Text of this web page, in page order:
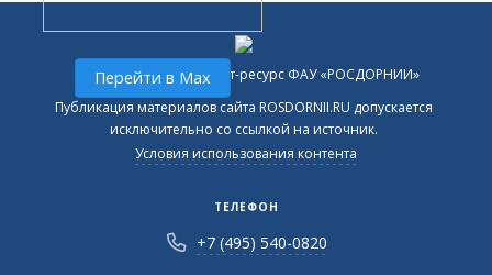
Официальный интернет-ресурс ФАУ «РОСДОРНИИ»
Публикация материалов сайта ROSDORNII.RU допускается
исключительно со ссылкой на источник.
Условия использования контента
ТЕЛЕФОН
+7 (495) 540-0820
Перейти в Max